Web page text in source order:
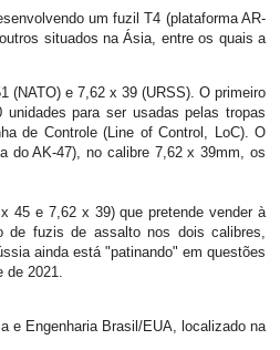
um fuzil T4 (plataforma AR-
situados na Ásia, entre os quais a
(NATO) e 7,62 x 39 (URSS). O primeiro
para ser usadas pelas tropas
de Controle (Line of Control, LoC). O
do AK-47), no calibre 7,62 x 39mm, os
45 e 7,62 x 39) que pretende vender à
de fuzis de assalto nos dois calibres,
ainda está "patinando" em questões
de 2021.
e Engenharia Brasil/EUA, localizado na